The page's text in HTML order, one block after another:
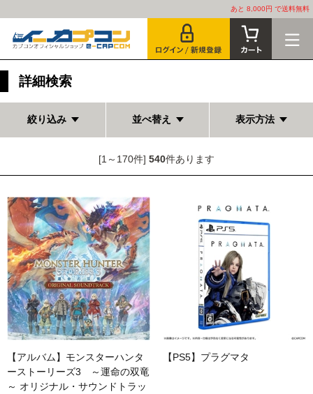
あと 8,000円 で送料無料
詳細検索
絞り込み 並べ替え 表示方法
[1～170件] 540件あります
【アルバム】モンスターハンタ
ーストーリーズ3 ～運命の双竜
～ オリジナル・サウンドトラッ
【PS5】プラグマタ